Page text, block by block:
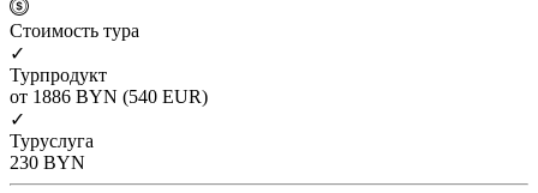
Cтоимость тура
✓
Турпродукт
от 1886 BYN (540 EUR)
✓
Туруслуга
230 BYN